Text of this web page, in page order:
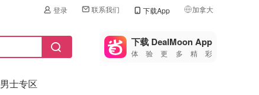
登录 联系我们 下载App 加拿大
🇺🇸
美国
🇨🇳中国
下载 DealMoon App
体验更多精彩
男士专区